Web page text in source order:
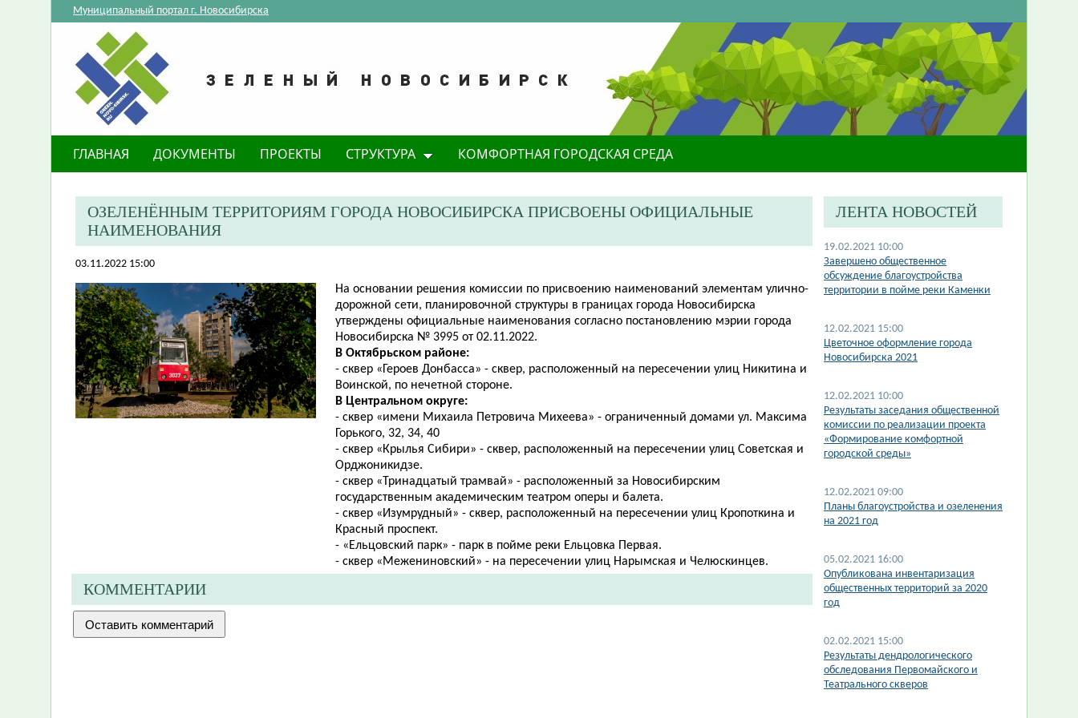
Муниципальный портал г. Новосибирска
ГЛАВНАЯ ДОКУМЕНТЫ ПРОЕКТЫ СТРУКТУРА КОМФОРТНАЯ ГОРОДСКАЯ СРЕДА
ОЗЕЛЕНЁННЫМ ТЕРРИТОРИЯМ ГОРОДА НОВОСИБИРСКА ПРИСВОЕНЫ ОФИЦИАЛЬНЫЕ
НАИМЕНОВАНИЯ
03.11.2022 15:00
​На основании решения комиссии по присвоению наименований элементам улично-
дорожной сети, планировочной структуры в границах города Новосибирска
утверждены официальные наименования согласно постановлению мэрии города
Новосибирска № 3995 от 02.11.2022.
В Октябрьском районе:
- сквер «Героев Донбасса» - сквер, расположенный на пересечении улиц Никитина и
Воинской, по нечетной стороне.
В Центральном округе:
- сквер «имени Михаила Петровича Михеева» - ограниченный домами ул. Максима
Горького, 32, 34, 40
- сквер «Крылья Сибири» - сквер, расположенный на пересечении улиц Советская и
Орджоникидзе.
- сквер «Тринадцатый трамвай» - расположенный за Новосибирским
государственным академическим театром оперы и балета.
- сквер «Изумрудный» - сквер, расположенный на пересечении улиц Кропоткина и
Красный проспект.
- «Ельцовский парк» - парк в пойме реки Ельцовка Первая.
- сквер «Межениновский» - на пересечении улиц Нарымская и Челюскинцев.
КОММЕНТАРИИ
ЛЕНТА НОВОСТЕЙ
19.02.2021 10:00
Завершено общественное
обсуждение благоустройства
территории в пойме реки Каменки
12.02.2021 15:00
Цветочное оформление города
Новосибирска 2021
12.02.2021 10:00
Результаты заседания общественной
комиссии по реализации проекта
«Формирование комфортной
городской среды»
12.02.2021 09:00
Планы благоустройства и озеленения
на 2021 год
05.02.2021 16:00
Опубликована инвентаризация
общественных территорий за 2020
год
02.02.2021 15:00
Результаты дендрологического
обследования Первомайского и
Театрального скверов